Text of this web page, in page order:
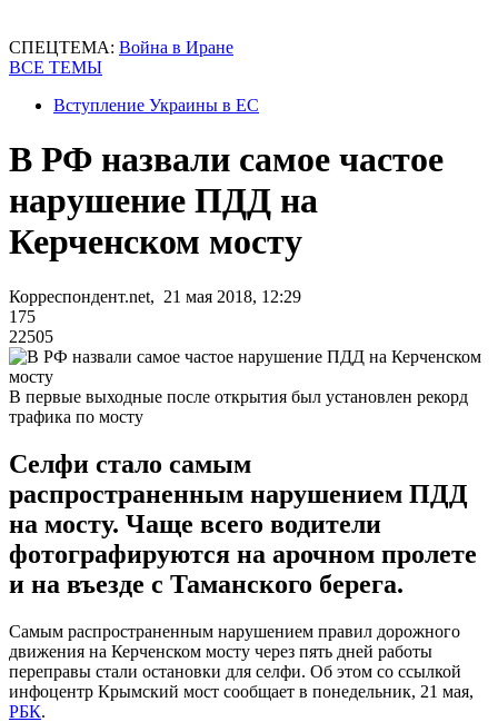
СПЕЦТЕМА: Война в Иране
ВСЕ ТЕМЫ
Вступление Украины в ЕС
В РФ назвали самое частое
нарушение ПДД на
Керченском мосту
Корреспондент.net, 21 мая 2018, 12:29
175
22505
В первые выходные после открытия был установлен рекорд
трафика по мосту
Селфи стало самым
распространенным нарушением ПДД
на мосту. Чаще всего водители
фотографируются на арочном пролете
и на въезде с Таманского берега.
Самым распространенным нарушением правил дорожного
движения на Керченском мосту через пять дней работы
переправы стали остановки для селфи. Об этом со ссылкой
инфоцентр Крымский мост сообщает в понедельник, 21 мая,
РБК.